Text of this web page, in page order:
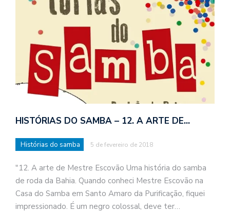
HISTÓRIAS DO SAMBA – 12. A ARTE DE…
Histórias do samba 5 de fevereiro de 2018
"12. A arte de Mestre Escovão Uma história do samba
de roda da Bahia. Quando conheci Mestre Escovão na
Casa do Samba em Santo Amaro da Purificação, fiquei
impressionado. É um negro colossal, deve ter…